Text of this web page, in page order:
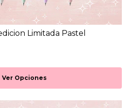
Limitada Pastel
Ver Opciones